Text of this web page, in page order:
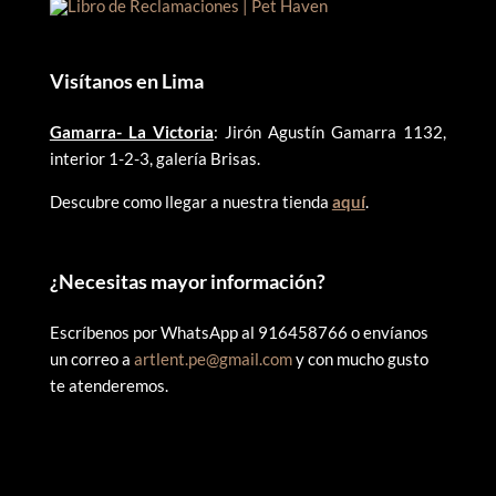
Visítanos en Lima
Gamarra- La Victoria: Jirón Agustín Gamarra 1132,
interior 1-2-3, galería Brisas.
Descubre como llegar a nuestra tienda aquí.
¿Necesitas mayor información?
Escríbenos por WhatsApp al 916458766 o envíanos
un correo a artlent.pe@gmail.comy con mucho gusto
te atenderemos.